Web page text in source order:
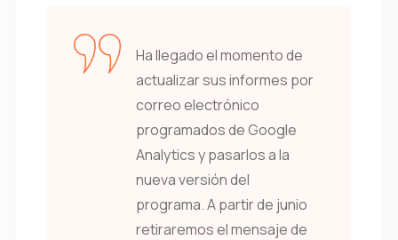
Ha llegado el momento de
actualizar sus informes por
correo electrónico
programados de Google
Analytics y pasarlos a la
nueva versión del
programa. A partir de junio
retiraremos el mensaje de